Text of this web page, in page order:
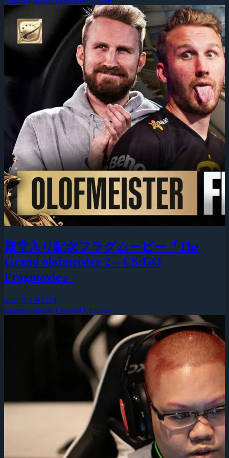
殿堂入り記念フラグムービー『The
Grand olofmeister 2 – CS:GO
Fragmovie』
2026年2月27日
Counter-Strike: Global Offensive